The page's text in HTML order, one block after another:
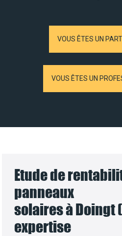
VOUS ÊTES UN
VOUS ÊTES UN
Etude de
panneaux
solaires à Doingt
expertise